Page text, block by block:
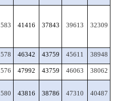
583 41416 37843 39613 32309
578 46342 43759 45611 38948
576 47992 43759 46063 38062
580 43816 38786 47310 40487